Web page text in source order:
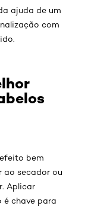
ajuda de um
com
bem
ao secador ou
Aplicar
chave para